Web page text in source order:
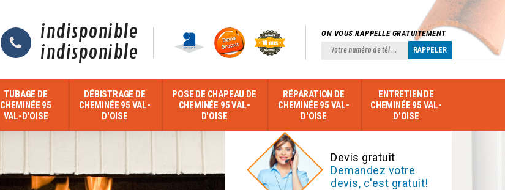
indisponible
indisponible
ON VOUS RAPPELLE GRATUITEMENT
TUBAGE DE
CHEMINÉE 95
VAL-D'OISE
DÉBISTRAGE DE
CHEMINÉE 95 VAL-
D'OISE
POSE DE CHAPEAU DE
CHEMINÉE 95 VAL-
D'OISE
RÉPARATION DE
CHEMINÉE 95 VAL-
D'OISE
ENTRETIEN DE
CHEMINÉE 95 VAL-
D'OISE
Devis gratuit
Demandez votre
devis, c'est gratuit!